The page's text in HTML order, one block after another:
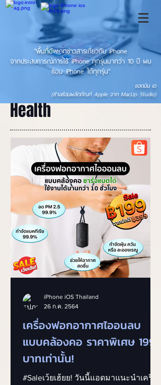
"พื้นที่อัพเดทข่าวสารเกี่ยวกับ iPhone
จากประสบการณ์การใช้ iPhone ทุกรุ่นมากว่า 10 ปี ผม
ซ่อม iPhone ได้ทุกรุ่น"
แอดมิน เอ
(ช่างซ่อมผลิตภัณฑ์ Apple จาก MacUp Studio)
Health
เครื่องฟอกอากาศไออนลบ
แบบคล้องคอ ราคาพิเศษ 199
บาทเท่านั้น!
#Saleเว้ยเฮ้ยย! วันนี้แอดมาแนะนำเครื่อง
iPhone iOS Thailand
26 ก.ค. 2564